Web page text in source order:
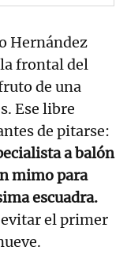
Hernández
frontal del
de una
Ese libre
de pitarse:
a balón
mimo para
escuadra.
evitar el primer